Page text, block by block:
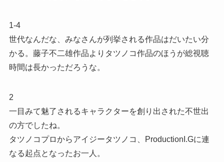
1-4
世代なんだな、みなさんが列挙される作品はだいたい分
かる。藤子不二雄作品よりタツノコ作品のほうが総視聴
時間は長かっただろうな。
2
一目みて魅了されるキャラクターを創り出された不世出
の方でしたね。
タツノコプロからアイジータツノコ、ProductionI.Gに連
なる起点となったお一人。